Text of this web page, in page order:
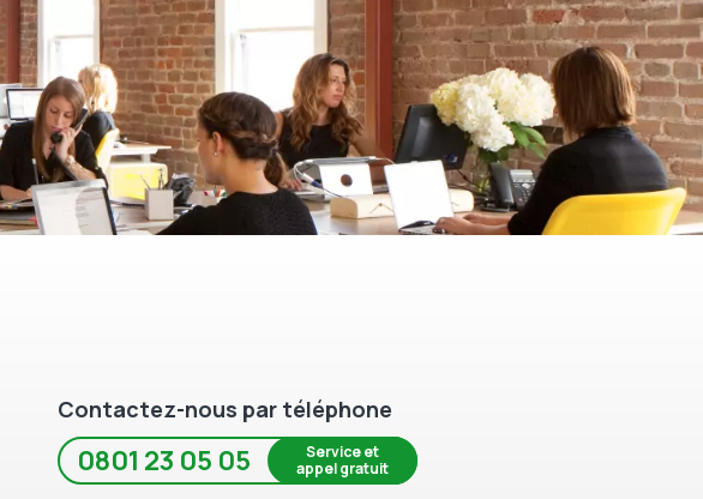
Contactez-nous par téléphone
0801 23 05 05
Service et
appel gratuit